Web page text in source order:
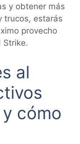
y obtener más
trucos, estarás
provecho
Strike.
al
cómo